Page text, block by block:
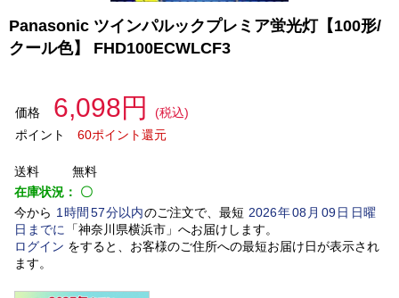
Panasonic ツインパルックプレミア蛍光灯【100形/
クール色】 FHD100ECWLCF3
価格 6,098円
(税込)
ポイント
60ポイント還元
送料
無料
在庫状況： 〇
今から 1 時間 57分以内のご注文で、最短 2026年08 月 09日日曜
日 までに 「神奈川県横浜市」 へお届けします。
ログイン をすると、お客様のご住所への最短お届け日が表示され
ます。